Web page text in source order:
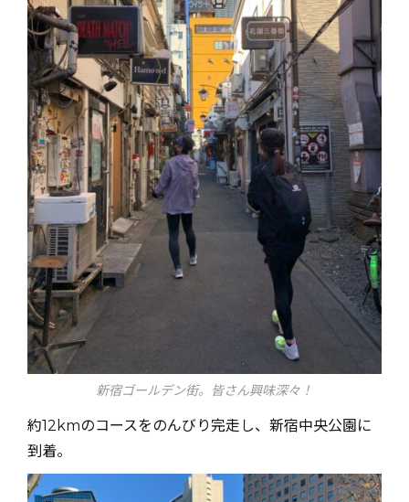
新宿ゴールデン街。皆さん興味深々！
約12kmのコースをのんびり完走し、新宿中央公園に
到着。